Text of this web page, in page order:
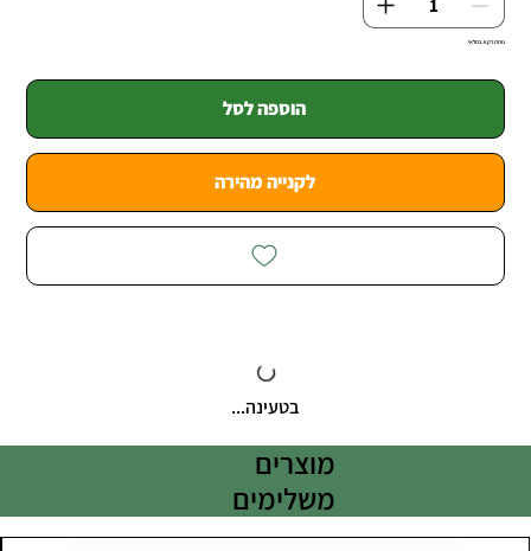
נותרו רק 6 במלאי
הוספה לסל
לקנייה מהירה
בטעינה...
מוצרים
משלימים